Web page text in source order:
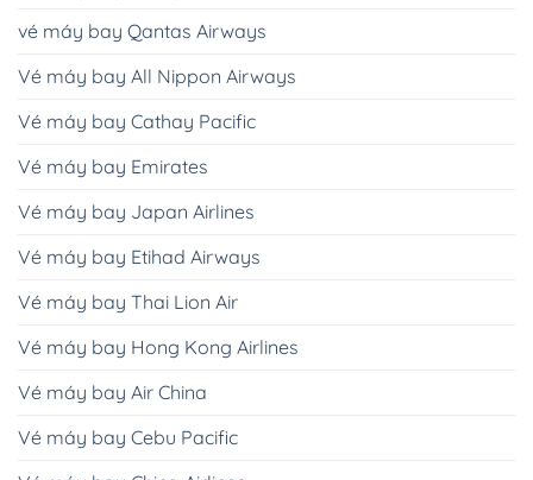
vé máy bay Qantas Airways
Vé máy bay All Nippon Airways
Vé máy bay Cathay Pacific
Vé máy bay Emirates
Vé máy bay Japan Airlines
Vé máy bay Etihad Airways
Vé máy bay Thai Lion Air
Vé máy bay Hong Kong Airlines
Vé máy bay Air China
Vé máy bay Cebu Pacific